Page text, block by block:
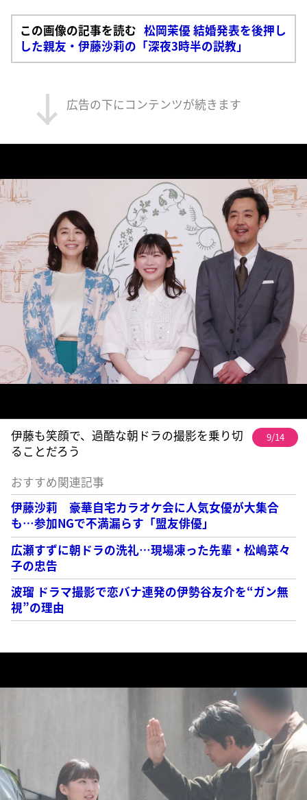
この画像の記事を読む 松岡茉優 結婚発表を後押し
した親友・伊藤沙莉の「深夜3時半の説教」
広告の下にコンテンツが続きます
伊藤も笑顔で、過酷な朝ドラの撮影を乗り切
ることだろう
9/14
おすすめ関連記事
伊藤沙莉 豪華自宅カラオケ会に人気女優が大集合
も…参加NGで不満漏らす「盟友俳優」
広瀬すずに朝ドラの洗礼…現場凍った先輩・松嶋菜々
子の忠告
波瑠 ドラマ撮影で恋バナ連発の伊勢谷友介を“ガン無
視”の理由